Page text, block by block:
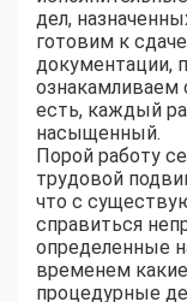
дел,
готовим к
документации,
ознакамливаем
есть, каждый
насыщенный.
Порой работу
трудовой
что с
справиться
определенные
временем
процедурные